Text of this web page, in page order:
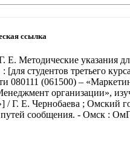
ссылка
Е. Методические указания
[для студентов третьего
080111 (061500) –
организации»,
/ Г. Е. Чернобаева ; Омский
путей сообщения. - Омск :